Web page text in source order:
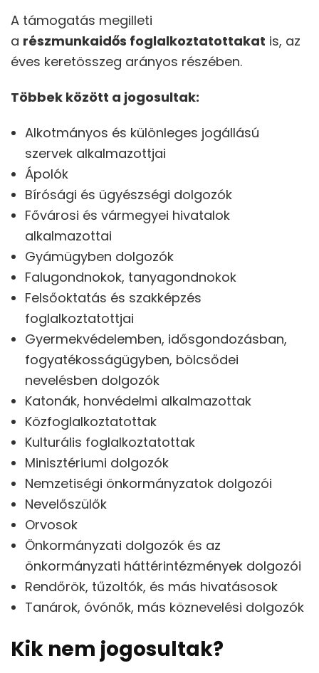
A támogatás megilleti
a részmunkaidős foglalkoztatottakat is, az
éves keretösszeg arányos részében.
Többek között a jogosultak:
Alkotmányos és különleges jogállású
szervek alkalmazottjai
Ápolók
Bírósági és ügyészségi dolgozók
Fővárosi és vármegyei hivatalok
alkalmazottai
Gyámügyben dolgozók
Falugondnokok, tanyagondnokok
Felsőoktatás és szakképzés
foglalkoztatottjai
Gyermekvédelemben, idősgondozásban,
fogyatékosságügyben, bölcsődei
nevelésben dolgozók
Katonák, honvédelmi alkalmazottak
Közfoglalkoztatottak
Kulturális foglalkoztatottak
Minisztériumi dolgozók
Nemzetiségi önkormányzatok dolgozói
Nevelőszülők
Orvosok
Önkormányzati dolgozók és az
önkormányzati háttérintézmények dolgozói
Rendőrök, tűzoltók, és más hivatásosok
Tanárok, óvónők, más köznevelési dolgozók
Kik nem jogosultak?